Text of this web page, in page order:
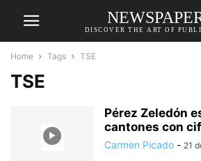
DISCOVER THE ART OF
Home Tags TSE
TSE
Pérez Zeledón
cantones con
Carmen Picado - 21